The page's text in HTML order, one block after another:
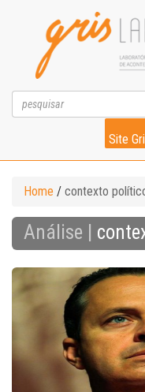
Site
Home / contexto
Análise |